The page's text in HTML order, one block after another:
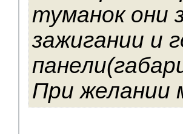
туманок они
зажигании и
При желании